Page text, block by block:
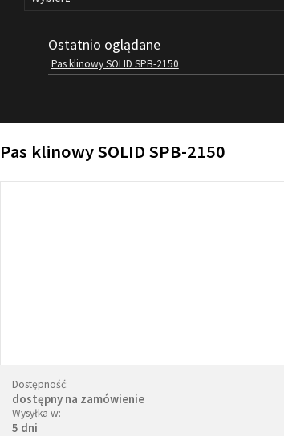
Ostatnio oglądane
Pas klinowy SOLID SPB-2150
Pas klinowy SOLID SPB-2150
Dostępność:
dostępny na zamówienie
Wysyłka w:
5 dni